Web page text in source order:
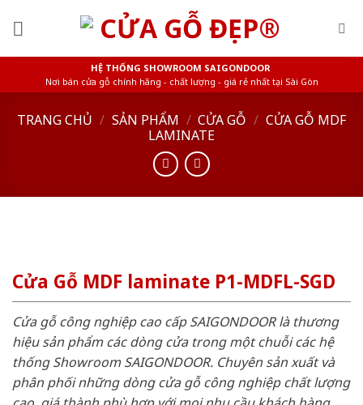
HỆ THỐNG SHOWROOM SAIGONDOOR
Nơi bán cửa gỗ chính hãng - chất lượng - giá rẻ nhất tại Sài Gòn
TRANG CHỦ / SẢN PHẨM / CỬA GỖ / CỬA GỖ MDF
LAMINATE
Cửa Gỗ MDF laminate P1-MDFL-SGD
Cửa gỗ công nghiệp cao cấp SAIGONDOOR là thương
hiệu sản phẩm các dòng cửa trong một chuỗi các hệ
thống Showroom SAIGONDOOR. Chuyên sản xuất và
phân phối những dòng cửa gỗ công nghiệp chất lượng